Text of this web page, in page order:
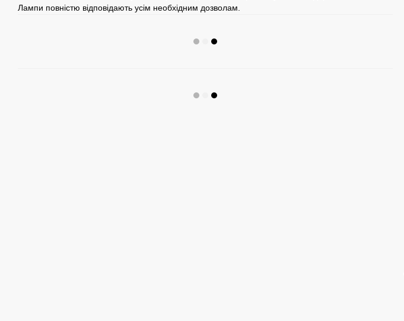
Лампи повністю відповідають усім необхідним дозволам.